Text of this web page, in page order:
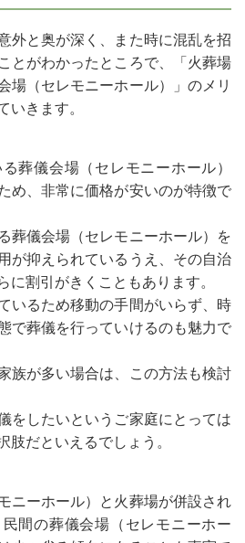
外と奥が深く、また時に混乱を招
とがわかったところで、「火葬場
場（セレモニーホール）」のメリ
いきます。
葬儀会場（セレモニーホール）
め、非常に価格が安いのが特徴で
葬儀会場（セレモニーホール）を
が抑えられているうえ、その自治
に割引がきくこともあります。
いるため移動の手間がいらず、時
で葬儀を行っていけるのも魅力で
族が多い場合は、この方法も検討
をしたいというご家庭にとっては
肢だといえるでしょう。
ニーホール）と火葬場が併設され
間の葬儀会場（セレモニーホー